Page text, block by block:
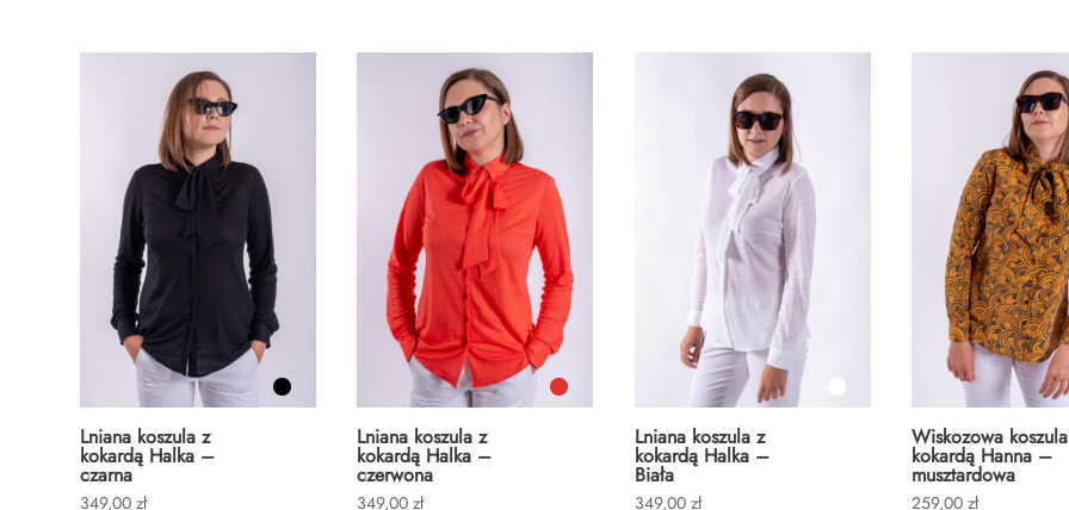
Lniana koszula z
kokardą Halka –
czarna
349,00zł
Lniana koszula z
kokardą Halka –
czerwona
349,00zł
Lniana koszula z
kokardą Halka –
Biała
349,00 zł
Wiskozowa
kokardą Hanna –
musztardowa
259,00 zł